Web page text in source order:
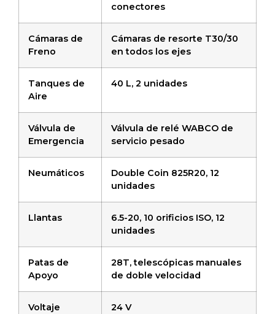
conectores
Cámaras de
Freno
Cámaras de resorte T30/30
en todos los ejes
Tanques de
Aire
40 L, 2 unidades
Válvula de
Emergencia
Válvula de relé WABCO de
servicio pesado
Neumáticos
Double Coin 825R20, 12
unidades
Llantas
6.5-20, 10 orificios ISO, 12
unidades
Patas de
Apoyo
28T, telescópicas manuales
de doble velocidad
Voltaje 24 V